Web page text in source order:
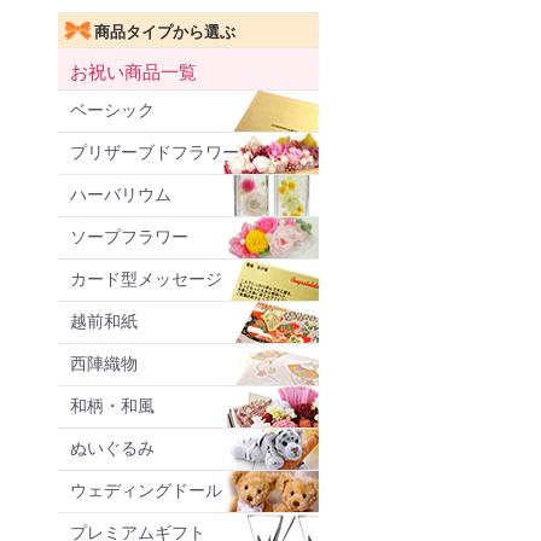
商品タイプから選ぶ
お祝い商品一覧
ベーシック
プリザーブドフラワー
ハーバリウム
ソープフラワー
カード型メッセージ
越前和紙
西陣織物
和柄・和風
ぬいぐるみ
ウェディングドール
プレミアムギフト